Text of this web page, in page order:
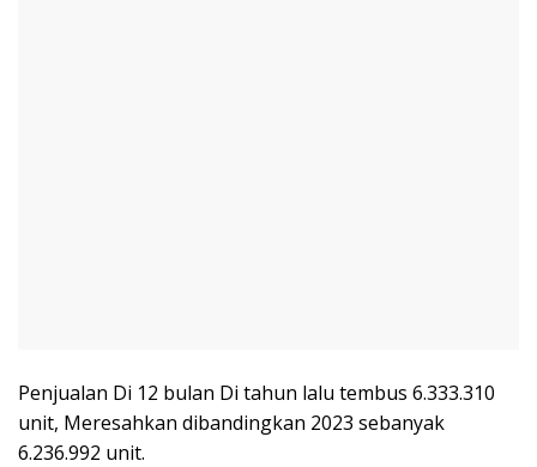
Penjualan Di 12 bulan Di tahun lalu tembus 6.333.310
unit, Meresahkan dibandingkan 2023 sebanyak
6.236.992 unit.